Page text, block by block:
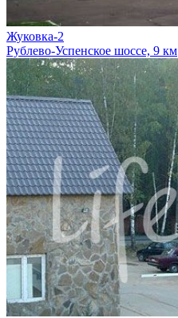
Жуковка-2
Рублево-Успенское шоссе, 9 км